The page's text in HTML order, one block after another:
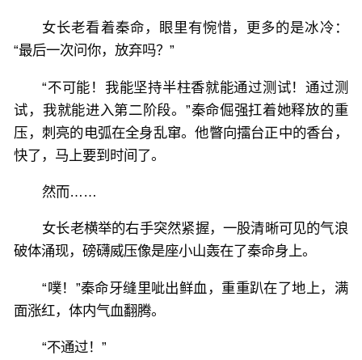
女长老看着秦命，眼里有惋惜，更多的是冰冷：
“最后一次问你，放弃吗？”
“不可能！我能坚持半柱香就能通过测试！通过测
试，我就能进入第二阶段。”秦命倔强扛着她释放的重
压，刺亮的电弧在全身乱窜。他瞥向擂台正中的香台，
快了，马上要到时间了。
然而……
女长老横举的右手突然紧握，一股清晰可见的气浪
破体涌现，磅礴威压像是座小山轰在了秦命身上。
“噗！”秦命牙缝里呲出鲜血，重重趴在了地上，满
面涨红，体内气血翻腾。
“不通过！”